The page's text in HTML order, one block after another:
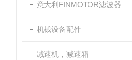
意大利FINMOTOR滤波器
机械设备配件
减速机，减速箱